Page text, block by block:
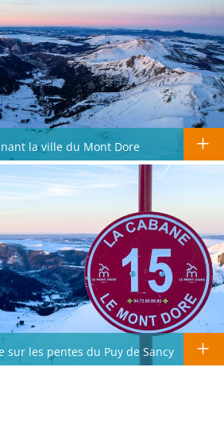
la ville du Mont Dore
sur les pentes du Puy de Sancy